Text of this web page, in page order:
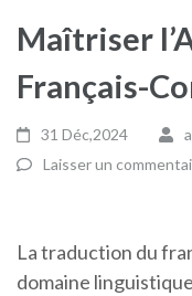
Maîtriser
Français-
31 Déc,2024
Laisser un
La traduction du
domaine